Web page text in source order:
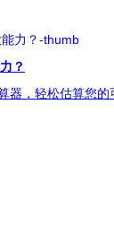
？
，轻松估算您的